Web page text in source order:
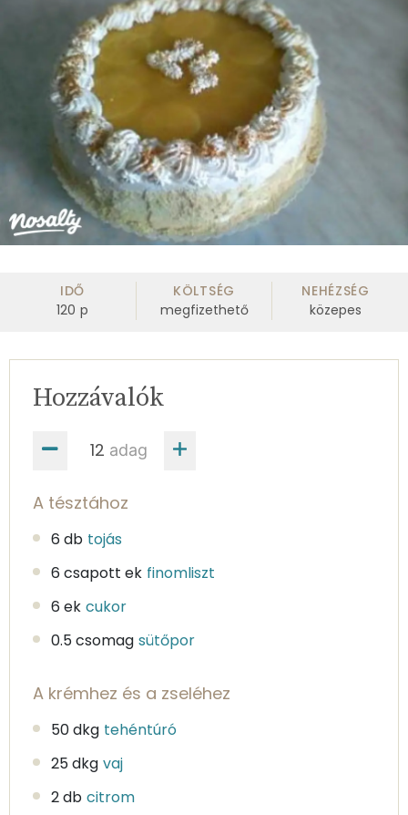
IDŐ
120 p
KÖLTSÉG
megfizethető
NEHÉZSÉG
közepes
adag
Hozzávalók
A tésztához
6 db tojás
6 csapott ek finomliszt
6 ek cukor
0.5 csomag sütőpor
A krémhez és a zseléhez
50 dkg tehéntúró
25 dkg vaj
2 db citrom